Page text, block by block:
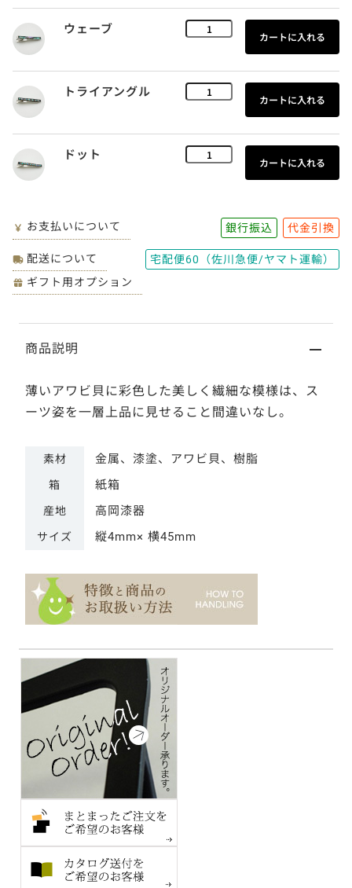
ウェーブ
トライアングル
ドット
お支払いについて 銀行振込 代金引換
配送について
宅配便60（佐川急便/ヤマト運輸）
ギフト用オプション
商品説明
薄いアワビ貝に彩色した美しく繊細な模様は、ス
ーツ姿を一層上品に見せること間違いなし。
素材 金属、漆塗、アワビ貝、樹脂
箱 紙箱
産地 高岡漆器
サイズ 縦4mm× 横45mm